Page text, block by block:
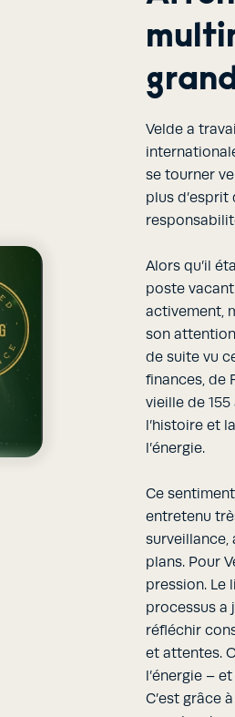
Velde a
se tourner
plus
Alors qu’il
poste
activement,
son
de suite vu
finances, de
vieille de
l’histoire et
l’énergie.
Ce
entretenu
surveillance,
plans. Pour
pression. Le
processus a
réfléchir
et attentes.
l’énergie –
C’est grâce